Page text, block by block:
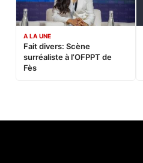
A LA UNE
Fait divers: Scène
surréaliste à l’OFPPT de
Fès